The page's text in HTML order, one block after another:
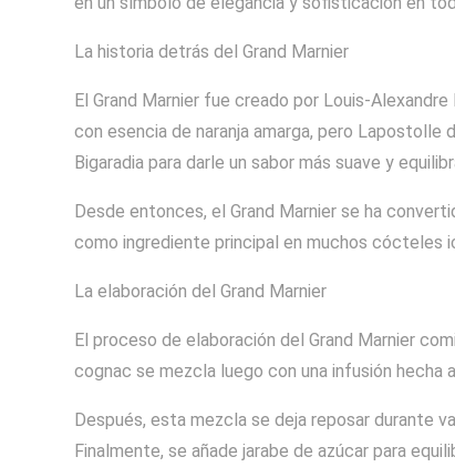
La historia detrás del Grand Marnier
El Grand Marnier fue creado por Louis-
con esencia de naranja amarga, pero Lapostolle
Bigaradia para darle un sabor más suave y
Desde entonces, el Grand Marnier se ha
como ingrediente principal en muchos cócteles
La elaboración del Grand Marnier
El proceso de elaboración del Grand Marnier
cognac se mezcla luego con una infusión hecha
Después, esta mezcla se deja reposar durante
Finalmente, se añade jarabe de azúcar para